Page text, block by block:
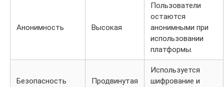
Анонимность Высокая
Пользователи
остаются
анонимными при
использовании
платформы.
Безопасность Продвинутая
Используется
шифрование и